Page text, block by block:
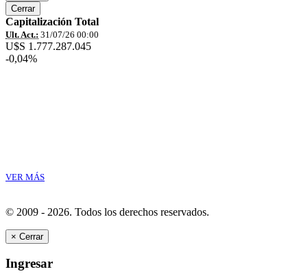
Cerrar
Capitalización Total
Ult. Act.: 31/07/26 00:00
U$S 1.777.287.045
-0,04%
VER MÁS
© 2009 - 2026. Todos los derechos reservados.
× Cerrar
Ingresar